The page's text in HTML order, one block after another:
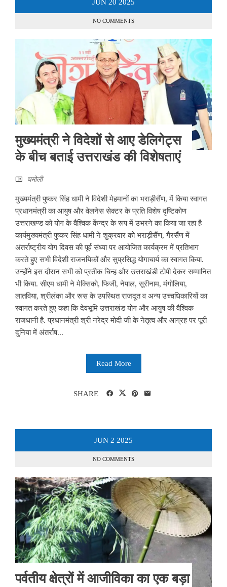
JUN 20 2025
NO COMMENTS
मुख्यमंत्री ने विदेशों से आए डेलिगेट्स
के बीच बताई उत्तराखंड की विशेषताएं
चमोली
मुख्यमंत्री पुष्कर सिंह धामी ने विदेशी मेहमानों का भराड़ीसैंण, में किया स्वागत
प्रधानमंत्री का आयुष और वेलनेस सेक्टर के प्रति विशेष दृष्टिकोण
उत्तराखण्ड को योग के वैश्विक केंन्द्र के रूप में उभरने का किया जा रहा है
कार्यमुख्यमंत्री पुष्कर सिंह धामी ने शुक्रवार को भराड़ीसैंण, गैरसैंण में
अंतर्राष्ट्रीय योग दिवस की पूर्व संध्या पर आयोजित कार्यक्रम में प्रतिभाग
करते हुए सभी विदेशी राजनयिकों और सुप्रसिद्ध योगाचार्य का स्वागत किया.
उन्होंने इस दौरान सभी को प्रतीक चिन्ह और उत्तराखंडी टोपी देकर सम्मानित
भी किया. सीएम धामी ने मेक्सिको, फिजी, नेपाल, सूरीनाम, मंगोलिया,
लातविया, श्रीलंका और रूस के उपस्थित राजदूत व अन्य उच्चधिकारियों का
स्वागत करते हुए कहा कि देवभूमि उत्तराखंड योग और आयुष की वैश्विक
राजधानी है. प्रधानमंत्री श्री नरेद्र मोदी जी के नेतृत्व और आग्रह पर पूरी
दुनिया में अंतर्राष...
Read More
SHARE
JUN 2 2025
NO COMMENTS
पर्वतीय क्षेत्रों में आजीविका का एक बड़ा